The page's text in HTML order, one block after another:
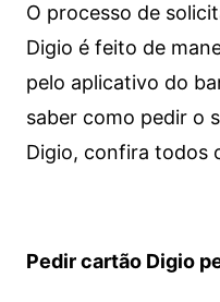
O processo de
Digio é feito de
pelo aplicativo do
saber como pedir o
Digio, confira todos
Pedir cartão Digio